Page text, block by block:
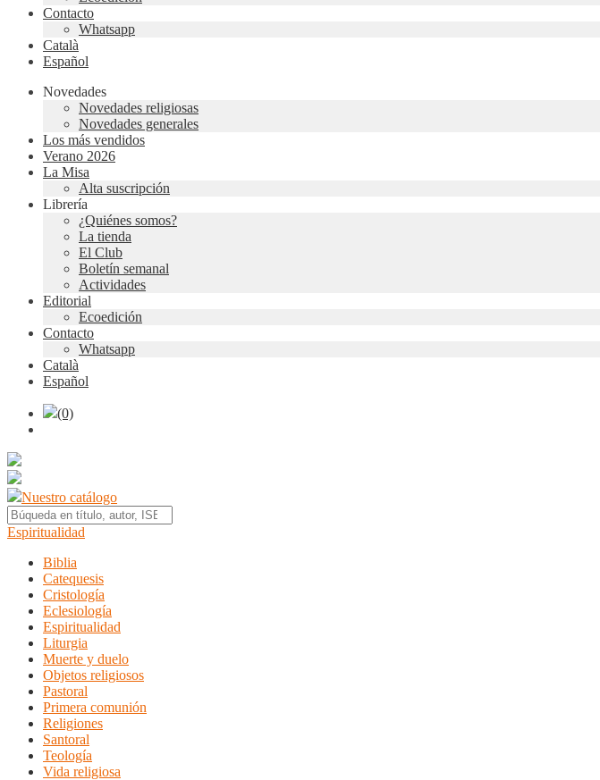
Contacto
Whatsapp
Català
Español
Novedades
Novedades religiosas
Novedades generales
Los más vendidos
Verano 2026
La Misa
Alta suscripción
Librería
¿Quiénes somos?
La tienda
El Club
Boletín semanal
Actividades
Editorial
Ecoedición
Contacto
Whatsapp
Català
Español
(0)
Nuestro catálogo
Espiritualidad
Biblia
Catequesis
Cristología
Eclesiología
Espiritualidad
Liturgia
Muerte y duelo
Objetos religiosos
Pastoral
Primera comunión
Religiones
Santoral
Teología
Vida religiosa